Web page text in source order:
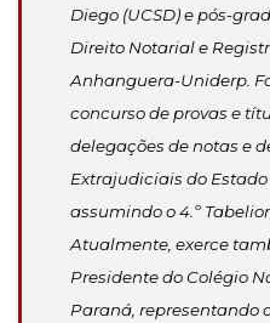
Diego (UCSD) e pós-
Direito Notarial e
Anhanguera-Uniderp.
concurso de provas e
delegações de notas e
Extrajudiciais do Estado
assumindo o 4.º
Atualmente, exerce
Presidente do Colégio
Paraná, representando